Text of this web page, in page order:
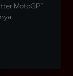
MotoGP™